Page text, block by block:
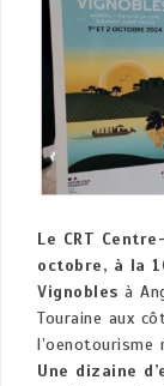
Le CRT
octobre, à la
Vignobles à
Touraine aux
l’oenotourisme
Une dizaine